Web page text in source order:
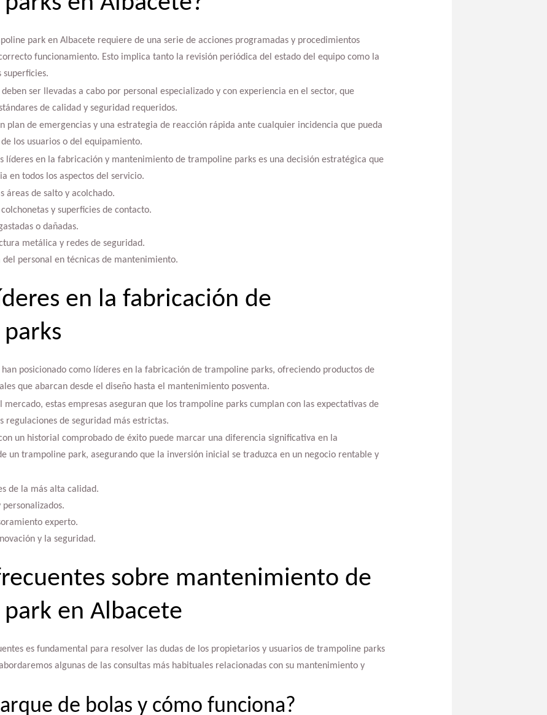
park en Albacete requiere de una serie de acciones programadas y procedimientos
funcionamiento. Esto implica tanto la revisión periódica del estado del equipo como la
superficies.
ser llevadas a cabo por personal especializado y con experiencia en el sector, que
de calidad y seguridad requeridos.
plan de emergencias y una estrategia de reacción rápida ante cualquier incidencia que pueda
los usuarios o del equipamiento.
líderes en la fabricación y mantenimiento de trampoline parks es una decisión estratégica que
en todos los aspectos del servicio.
áreas de salto y acolchado.
y superficies de contacto.
o dañadas.
metálica y redes de seguridad.
personal en técnicas de mantenimiento.
en la fabricación de
posicionado como líderes en la fabricación de trampoline parks, ofreciendo productos de
que abarcan desde el diseño hasta el mantenimiento posventa.
mercado, estas empresas aseguran que los trampoline parks cumplan con las expectativas de
regulaciones de seguridad más estrictas.
un historial comprobado de éxito puede marcar una diferencia significativa en la
un trampoline park, asegurando que la inversión inicial se traduzca en un negocio rentable y
de la más alta calidad.
personalizados.
experto.
y la seguridad.
sobre mantenimiento de
en Albacete
es fundamental para resolver las dudas de los propietarios y usuarios de trampoline parks
algunas de las consultas más habituales relacionadas con su mantenimiento y
de bolas y cómo funciona?